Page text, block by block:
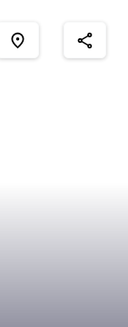
place share